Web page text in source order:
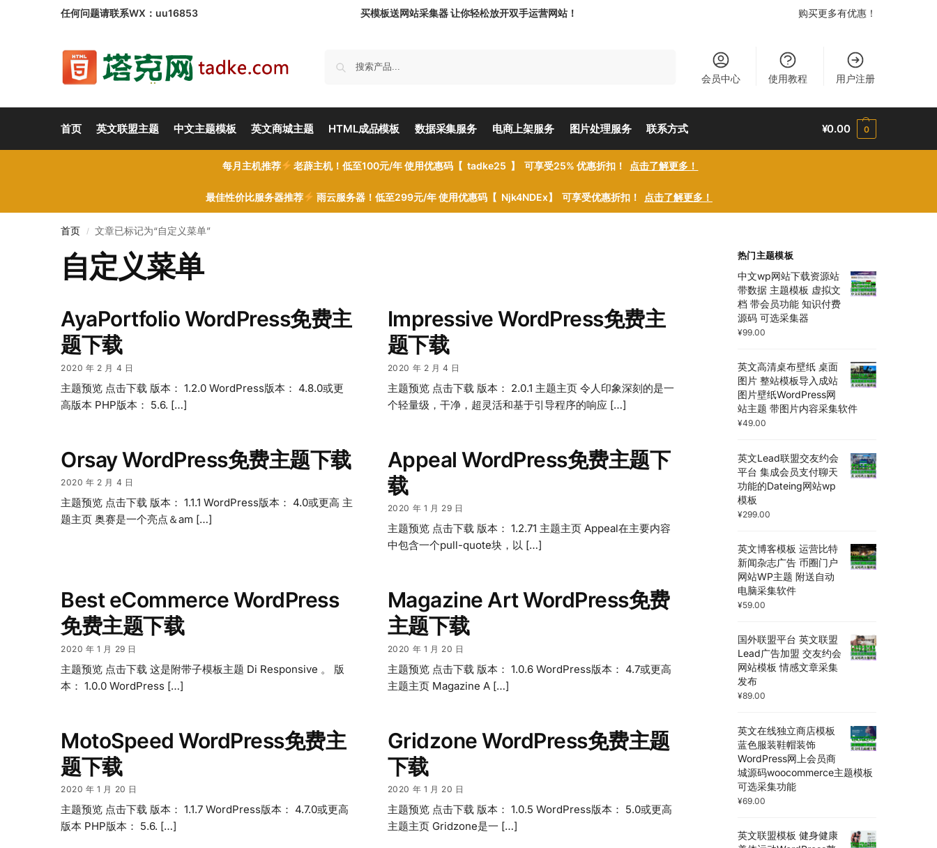
任何问题请联系WX：uu16853 买模板送网站采集器 让你轻松放开双手运营网站！ 购买更多有优惠！
会员中心 使用教程 用户注册
首页 英文联盟主题 中文主题模板 英文商城主题 HTML成品模板 数据采集服务 电商上架服务 图片处理服务 联系方式 ¥0.00 0
每月主机推荐 老薜主机！低至100元/年 使用优惠码【 tadke25 】 可享受25% 优惠折扣！ 点击了解更多！
最佳性价比服务器推荐 雨云服务器！低至299元/年 使用优惠码【 Njk4NDEx】 可享受优惠折扣！ 点击了解更多！
首页 / 文章已标记为“自定义菜单”
自定义菜单
AyaPortfolio WordPress免费主
题下载
2020 年 2 月 4 日
主题预览 点击下载 版本： 1.2.0 WordPress版本： 4.8.0或更
高版本 PHP版本： 5.6. […]
Impressive WordPress免费主
题下载
2020 年 2 月 4 日
主题预览 点击下载 版本： 2.0.1 主题主页 令人印象深刻的是一
个轻量级，干净，超灵活和基于引导程序的响应 […]
Orsay WordPress免费主题下载
2020 年 2 月 4 日
主题预览 点击下载 版本： 1.1.1 WordPress版本： 4.0或更高 主
题主页 奥赛是一个亮点＆am […]
Appeal WordPress免费主题下
载
2020 年 1 月 29 日
主题预览 点击下载 版本： 1.2.71 主题主页 Appeal在主要内容
中包含一个pull-quote块，以 […]
Best eCommerce WordPress
免费主题下载
2020 年 1 月 29 日
主题预览 点击下载 这是附带子模板主题 Di Responsive 。 版
本： 1.0.0 WordPress […]
Magazine Art WordPress免费
主题下载
2020 年 1 月 20 日
主题预览 点击下载 版本： 1.0.6 WordPress版本： 4.7或更高
主题主页 Magazine A […]
MotoSpeed WordPress免费主
题下载
2020 年 1 月 20 日
主题预览 点击下载 版本： 1.1.7 WordPress版本： 4.7.0或更高
版本 PHP版本： 5.6. […]
Gridzone WordPress免费主题
下载
2020 年 1 月 20 日
主题预览 点击下载 版本： 1.0.5 WordPress版本： 5.0或更高
主题主页 Gridzone是一 […]
热门主题模板
中文wp网站下载资源站
带数据 主题模板 虚拟文
档 带会员功能 知识付费
源码 可选采集器
¥99.00
英文高清桌布壁纸 桌面
图片 整站模板导入成站
图片壁纸WordPress网
站主题 带图片内容采集软件
¥49.00
英文Lead联盟交友约会
平台 集成会员支付聊天
功能的Dateing网站wp
模板
¥299.00
英文博客模板 运营比特
新闻杂志广告 币圈门户
网站WP主题 附送自动
电脑采集软件
¥59.00
国外联盟平台 英文联盟
Lead广告加盟 交友约会
网站模板 情感文章采集
发布
¥89.00
英文在线独立商店模板
蓝色服装鞋帽装饰
WordPress网上会员商
城源码woocommerce主题模板
可选采集功能
¥69.00
英文联盟模板 健身健康